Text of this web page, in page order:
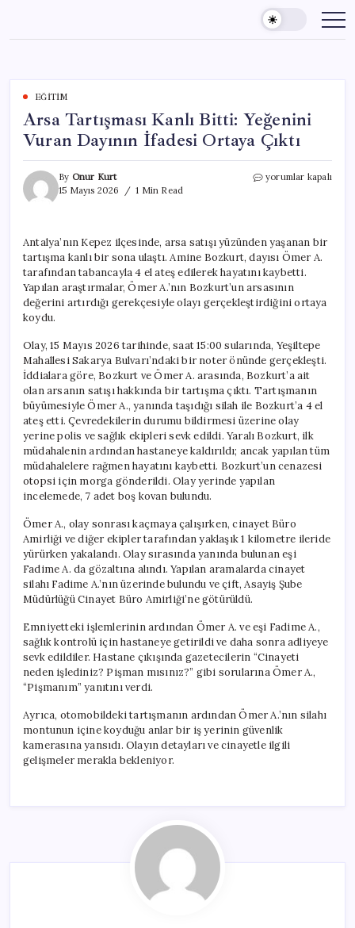
content
EĞITIM
Arsa Tartışması Kanlı Bitti: Yeğenini
Vuran Dayının İfadesi Ortaya Çıktı
By Onur Kurt
15 Mayıs 2026
1 Min Read
Arsa
Vuran
Dayının
İfadesi
Ortaya
Çıktı
için
yorumlar kapalı
Antalya’nın Kepez ilçesinde, arsa satışı yüzünden yaşanan bir
tartışma kanlı bir sona ulaştı. Amine Bozkurt, dayısı Ömer A.
tarafından tabancayla 4 el ateş edilerek hayatını kaybetti.
Yapılan araştırmalar, Ömer A.’nın Bozkurt’un arsasının
değerini artırdığı gerekçesiyle olayı gerçekleştirdiğini ortaya
koydu.
Olay, 15 Mayıs 2026 tarihinde, saat 15:00 sularında, Yeşiltepe
Mahallesi Sakarya Bulvarı’ndaki bir noter önünde gerçekleşti.
İddialara göre, Bozkurt ve Ömer A. arasında, Bozkurt’a ait
olan arsanın satışı hakkında bir tartışma çıktı. Tartışmanın
büyümesiyle Ömer A., yanında taşıdığı silah ile Bozkurt’a 4 el
ateş etti. Çevredekilerin durumu bildirmesi üzerine olay
yerine polis ve sağlık ekipleri sevk edildi. Yaralı Bozkurt, ilk
müdahalenin ardından hastaneye kaldırıldı; ancak yapılan tüm
müdahalelere rağmen hayatını kaybetti. Bozkurt’un cenazesi
otopsi için morga gönderildi. Olay yerinde yapılan
incelemede, 7 adet boş kovan bulundu.
Ömer A., olay sonrası kaçmaya çalışırken, cinayet Büro
Amirliği ve diğer ekipler tarafından yaklaşık 1 kilometre ileride
yürürken yakalandı. Olay sırasında yanında bulunan eşi
Fadime A. da gözaltına alındı. Yapılan aramalarda cinayet
silahı Fadime A.’nın üzerinde bulundu ve çift, Asayiş Şube
Müdürlüğü Cinayet Büro Amirliği’ne götürüldü.
Emniyetteki işlemlerinin ardından Ömer A. ve eşi Fadime A.,
sağlık kontrolü için hastaneye getirildi ve daha sonra adliyeye
sevk edildiler. Hastane çıkışında gazetecilerin “Cinayeti
neden işlediniz? Pişman mısınız?” gibi sorularına Ömer A.,
“Pişmanım” yanıtını verdi.
Ayrıca, otomobildeki tartışmanın ardından Ömer A.’nın silahı
montunun içine koyduğu anlar bir iş yerinin güvenlik
kamerasına yansıdı. Olayın detayları ve cinayetle ilgili
gelişmeler merakla bekleniyor.